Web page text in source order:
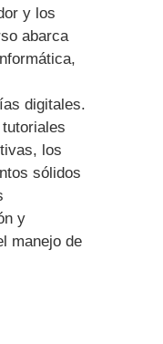
y los
abarca
digitales.
los
sólidos
y
manejo de